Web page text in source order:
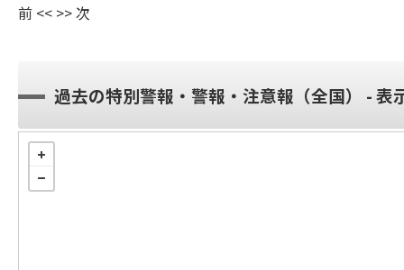
前 << >>次
過去の特別警報・警報・注意報（全国） - 表